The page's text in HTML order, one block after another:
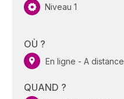
Niveau 1
OÙ ?
En ligne - A distance
QUAND ?